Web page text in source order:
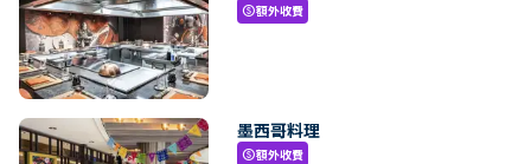
paid額外收費
墨西哥料理
paid額外收費